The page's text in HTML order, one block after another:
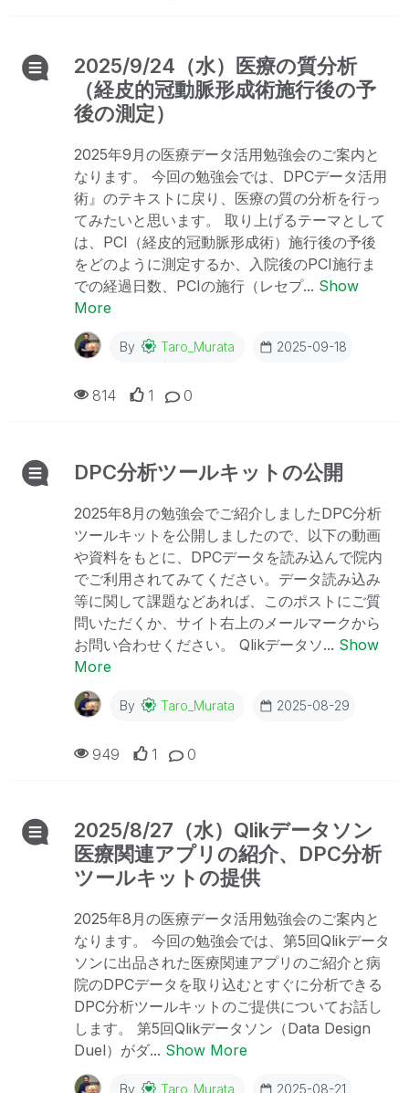
2025/9/24（水）医療の質分析
（経皮的冠動脈形成術施行後の予
後の測定）
2025年9月の医療データ活用勉強会のご案内と
なります。 今回の勉強会では、DPCデータ活用
術』のテキストに戻り、医療の質の分析を行っ
てみたいと思います。 取り上げるテーマとして
は、PCI（経皮的冠動脈形成術）施行後の予後
をどのように測定するか、入院後のPCI施行ま
での経過日数、PCIの施行（レセプ... Show
More
By Taro_Murata 2025-09-18
0
1
814
DPC分析ツールキットの公開
2025年8月の勉強会でご紹介しましたDPC分析
ツールキットを公開しましたので、以下の動画
や資料をもとに、DPCデータを読み込んで院内
でご利用されてみてください。データ読み込み
等に関して課題などあれば、このポストにご質
問いただくか、サイト右上のメールマークから
お問い合わせください。 Qlikデータソ... Show
More
By Taro_Murata 2025-08-29
0
1
949
2025/8/27（水）Qlikデータソン
医療関連アプリの紹介、DPC分析
ツールキットの提供
2025年8月の医療データ活用勉強会のご案内と
なります。 今回の勉強会では、第5回Qlikデータ
ソンに出品された医療関連アプリのご紹介と病
院のDPCデータを取り込むとすぐに分析できる
DPC分析ツールキットのご提供についてお話し
します。 第5回Qlikデータソン（Data Design
Duel）がダ... Show More
By Taro_Murata 2025-08-21